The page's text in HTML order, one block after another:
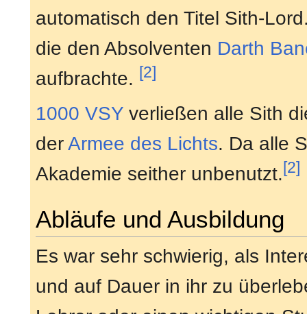
automatisch den Titel Sith-
die den Absolventen Darth
aufbrachte. [2]
1000 VSY verließen alle Sith
derArmee des Lichts. Da alle
Akademie seither unbenutzt.[2]
Abläufe und Ausbildung
Es war sehr schwierig, als
und auf Dauer in ihr zu